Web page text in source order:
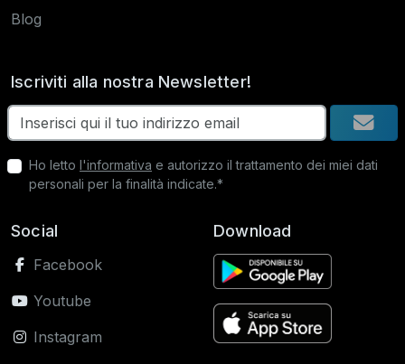
Blog
Iscriviti alla nostra Newsletter!
Ho letto l'informativa e autorizzo il trattamento dei miei dati
personali per la finalità indicate.*
Social
Facebook
Youtube
Instagram
Download